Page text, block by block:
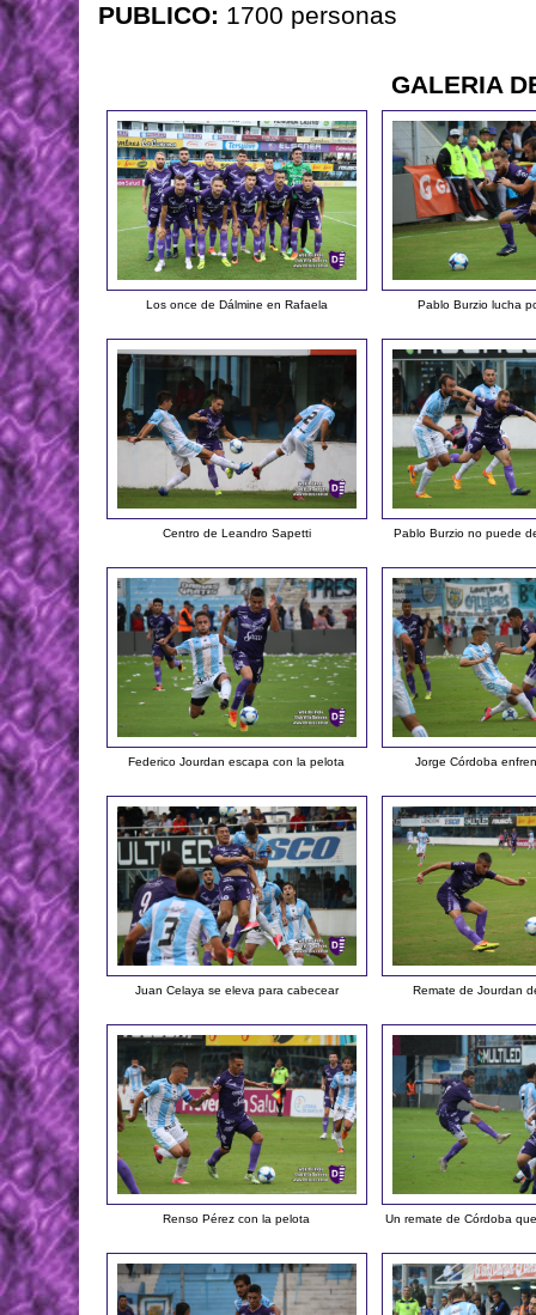
PUBLICO: 1700 personas
GALERIA
Los once de Dálmine en Rafaela Pablo Burzio lucha
Centro de Leandro Sapetti Pablo Burzio no puede
Federico Jourdan escapa con la pelota Jorge Córdoba
Juan Celaya se eleva para cabecear Remate de Jourdan
Renso Pérez con la pelota Un remate de Córdoba